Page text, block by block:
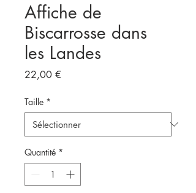
Affiche de
Biscarrosse dans
les Landes
22,00 €
Taille *
Quantité *